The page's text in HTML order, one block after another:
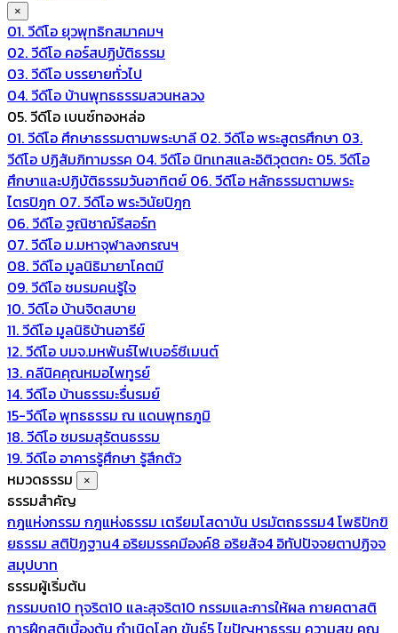
×
01. วีดีโอ ยุวพุทธิกสมาคมฯ
02. วีดีโอ คอร์สปฏิบัติธรรม
03. วีดีโอ บรรยายทั่วไป
04. วีดีโอ บ้านพุทธธรรมสวนหลวง
05. วีดีโอ เบนซ์ทองหล่อ
01. วีดีโอ ศึกษาธรรมตามพระบาลี 02. วีดีโอ พระสูตรศึกษา 03.
วีดีโอ ปฏิสัมภิทามรรค 04. วีดีโอ นิทเทสและอิติวุตตกะ 05. วีดีโอ
ศึกษาและปฏิบัติธรรมวันอาทิตย์ 06. วีดีโอ หลักธรรมตามพระ
ไตรปิฎก 07. วีดีโอ พระวินัยปิฎก
06. วีดีโอ ฐณิชาฌ์รีสอร์ท
07. วีดีโอ ม.มหาจุฬาลงกรณฯ
08. วีดีโอ มูลนิธิมายาโคตมี
09. วีดีโอ ชมรมคนรู้ใจ
10. วีดีโอ บ้านจิตสบาย
11. วีดีโอ มูลนิธิบ้านอารีย์
12. วีดีโอ บมจ.มหพันธ์ไฟเบอร์ซีเมนต์
13. คลีนิคคุณหมอไพทูรย์
14. วีดีโอ บ้านธรรมะรื่นรมย์
15-วีดีโอ พุทธธรรม ณ แดนพุทธภูมิ
18. วีดีโอ ชมรมสุรัตนธรรม
19. วีดีโอ อาคารรู้ศึกษา รู้สึกตัว
หมวดธรรม
×
ธรรมสำคัญ
กฎแห่งกรรม กฎแห่งธรรม เตรียมโสดาบัน ปรมัตถธรรม4โพธิปักขิ
ยธรรม สติปัฏฐาน4 อริยมรรคมีองค์8 อริยสัจ4 อิทัปปัจจยตาปฏิจจ
สมุปบาท
ธรรมผู้เริ่มต้น
กรรมบถ10 ทุจริต10 และสุจริต10 กรรมและการให้ผล กายคตาสติ
การฝึกสติเบื้องต้น กำเนิดโลก ขันธ์5ไขปัญหาธรรม ความสุข คุณ